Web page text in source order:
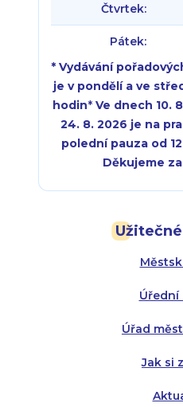
Úřední
Úřad
Jak si
Čtvrtek:
Pátek:
* Vydávání
je v pondělí a ve
hodin* Ve dnech 10.
24. 8. 2026 je na
polední pauza od
Děkujeme
Úterý:
Středa:
Čtvrtek:
Pátek:
Úterý:
Středa:
Čtvrtek: